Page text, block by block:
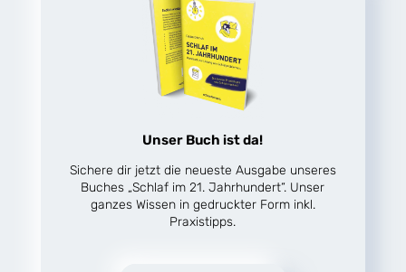
Unser Buch ist da!
Sichere dir jetzt die neueste Ausgabe unseres
Buches „Schlaf im 21. Jahrhundert“. Unser
ganzes Wissen in gedruckter Form inkl.
Praxistipps.